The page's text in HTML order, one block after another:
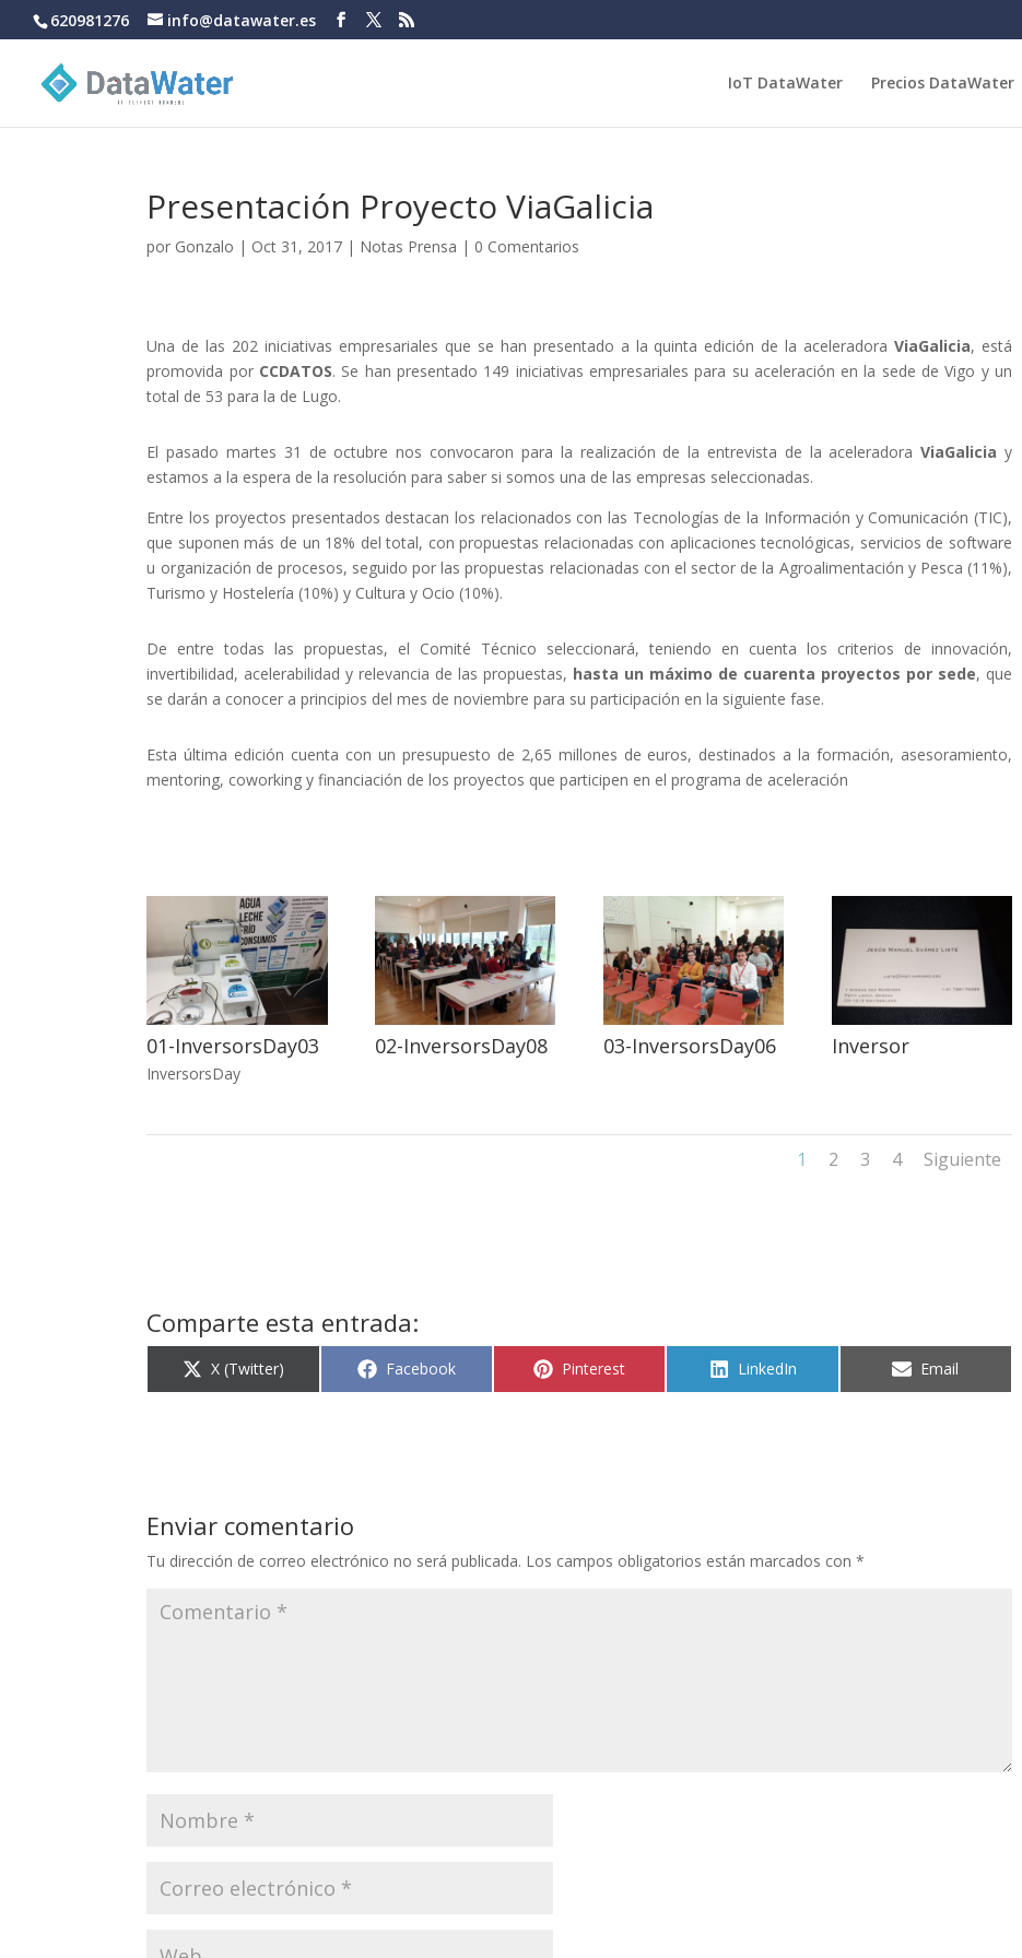
620981276 info@datawater.es
IoT DataWater Precios DataWater
Presentación Proyecto ViaGalicia
por Gonzalo | Oct 31, 2017 | Notas Prensa | 0 Comentarios
Una de las 202 iniciativas empresariales que se han presentado a la quinta edición de la aceleradoraViaGalicia, está
promovida por CCDATOS. Se han presentado 149 iniciativas empresariales para su aceleración en la sede de Vigo y un
total de 53 para la de Lugo.
El pasado martes 31 de octubre nos convocaron para la realización de la entrevista de la aceleradoraViaGalicia y
estamos a la espera de la resolución para saber si somos una de las empresas seleccionadas.
Entre los proyectos presentados destacan los relacionados con las Tecnologías de la Información y Comunicación (TIC),
que suponen más de un 18% del total, con propuestas relacionadas con aplicaciones tecnológicas, servicios de software
u organización de procesos, seguido por las propuestas relacionadas con el sector de la Agroalimentación y Pesca (11%),
Turismo y Hostelería (10%) y Cultura y Ocio (10%).
De entre todas las propuestas, el Comité Técnico seleccionará, teniendo en cuenta los criterios de innovación,
invertibilidad, acelerabilidad y relevancia de las propuestas, hasta un máximo de cuarenta proyectos por sede, que
se darán a conocer a principios del mes de noviembre para su participación en la siguiente fase.
Esta última edición cuenta con un presupuesto de 2,65 millones de euros, destinados a la formación, asesoramiento,
mentoring, coworking y financiación de los proyectos que participen en el programa de aceleración
01-InversorsDay03
InversorsDay
02-InversorsDay08 03-InversorsDay06 Inversor
1 2 3 4 Siguiente
Comparte esta entrada:
Compartir
en
X (Twitter) Compartir
Facebook Compartir
Pinterest Compartir
LinkedIn Compartir
Email
Enviar comentario
Tu dirección de correo electrónico no será publicada. Los campos obligatorios están marcados con*